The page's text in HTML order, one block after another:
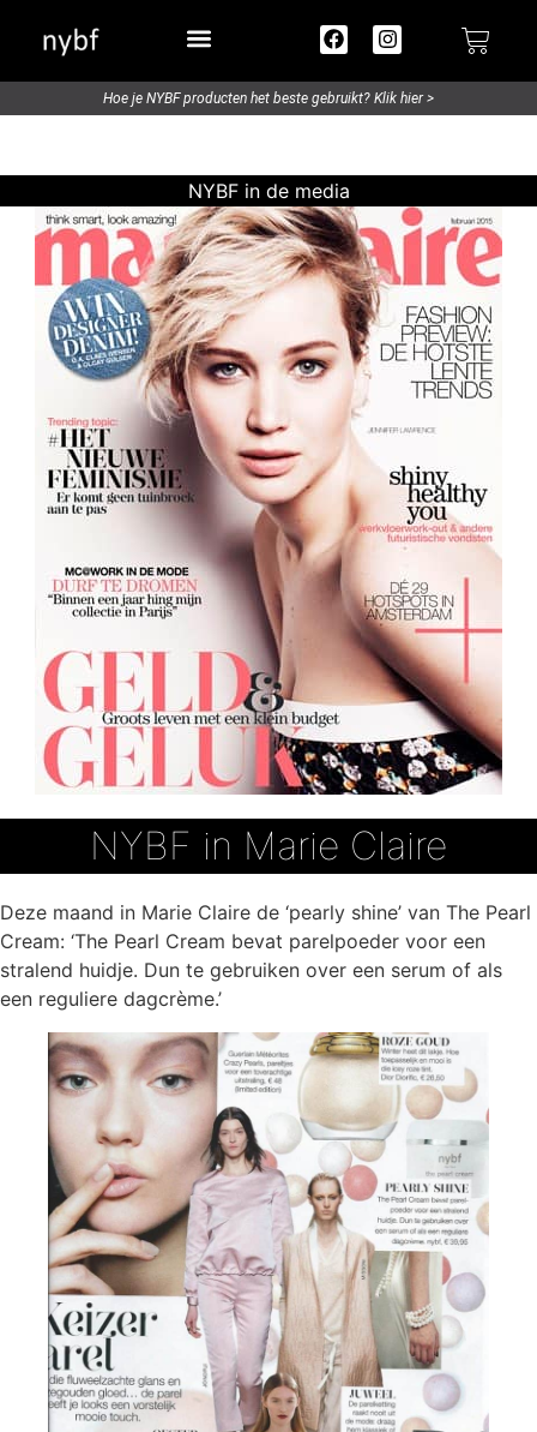
Hoe je NYBF producten het beste gebruikt? Klik hier >
NYBF in de media
NYBF in Marie Claire
Deze maand in Marie Claire de ‘pearly shine’ van The Pearl
Cream: ‘The Pearl Cream bevat parelpoeder voor een
stralend huidje. Dun te gebruiken over een serum of als
een reguliere dagcrème.’